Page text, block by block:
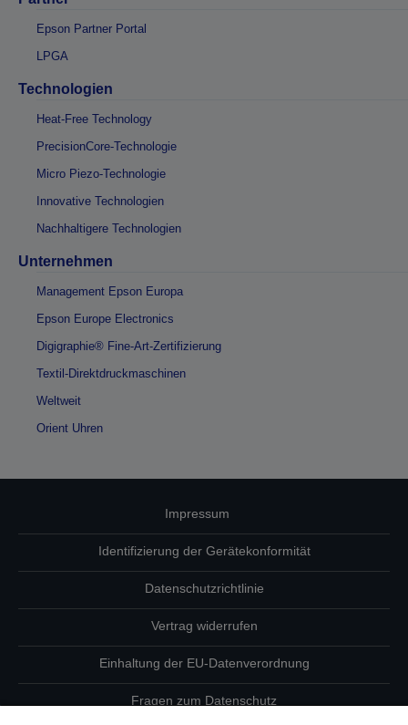
Epson Partner Portal
LPGA
Technologien
Heat-Free Technology
PrecisionCore-Technologie
Micro Piezo-Technologie
Innovative Technologien
Nachhaltigere Technologien
Unternehmen
Management Epson Europa
Epson Europe Electronics
Digigraphie® Fine-Art-Zertifizierung
Textil-Direktdruckmaschinen
Weltweit
Orient Uhren
Impressum
Identifizierung der Gerätekonformität
Datenschutzrichtlinie
Vertrag widerrufen
Einhaltung der EU-Datenverordnung
Fragen zum Datenschutz